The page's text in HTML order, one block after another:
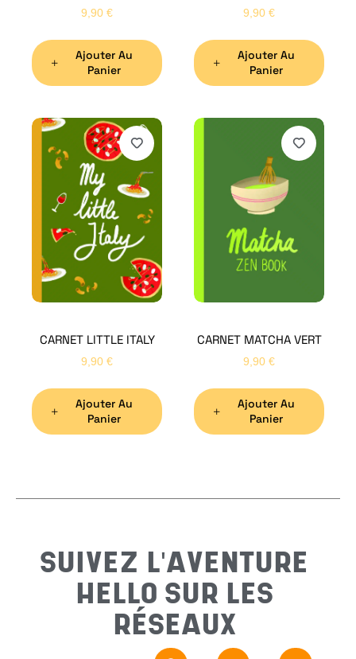
9,90 €
Ajouter Au
Panier
9,90 €
Ajouter Au
Panier
CARNET LITTLE ITALY
9,90 €
Ajouter Au
Panier
CARNET MATCHA VERT
9,90 €
Ajouter Au
Panier
SUIVEZ L'AVENTURE
HELLO SUR LES
RÉSEAUX